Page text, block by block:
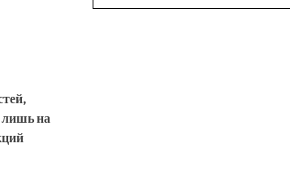
лишь на